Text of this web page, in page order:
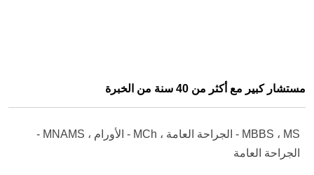
مستشار كبير مع أكثر من 40 سنة من الخبرة
MBBS ، MS - الجراحة العامة ، MCh - الأورام ، MNAMS -
الجراحة العامة